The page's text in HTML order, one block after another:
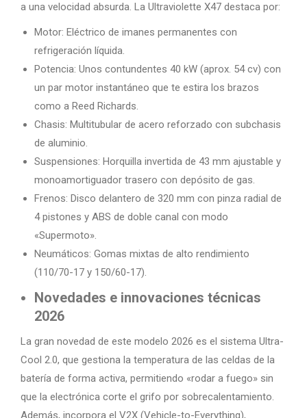
a una velocidad absurda. La Ultraviolette X47 destaca por:
Motor: Eléctrico de imanes permanentes con
refrigeración líquida.
Potencia: Unos contundentes 40 kW (aprox. 54 cv) con
un par motor instantáneo que te estira los brazos
como a Reed Richards.
Chasis: Multitubular de acero reforzado con subchasis
de aluminio.
Suspensiones: Horquilla invertida de 43 mm ajustable y
monoamortiguador trasero con depósito de gas.
Frenos: Disco delantero de 320 mm con pinza radial de
4 pistones y ABS de doble canal con modo
«Supermoto».
Neumáticos: Gomas mixtas de alto rendimiento
(110/70-17 y 150/60-17).
Novedades e innovaciones técnicas
2026
La gran novedad de este modelo 2026 es el sistema Ultra-
Cool 2.0, que gestiona la temperatura de las celdas de la
batería de forma activa, permitiendo «rodar a fuego» sin
que la electrónica corte el grifo por sobrecalentamiento.
Además, incorpora el V2X (Vehicle-to-Everything),